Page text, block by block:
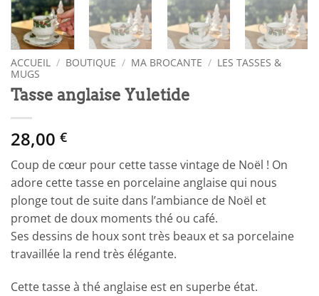
ACCUEIL / BOUTIQUE / MA BROCANTE / LES TASSES &
MUGS
Tasse anglaise Yuletide
28,00 €
Coup de cœur pour cette tasse vintage de Noël ! On
adore cette tasse en porcelaine anglaise qui nous
plonge tout de suite dans l’ambiance de Noël et
promet de doux moments thé ou café.
Ses dessins de houx sont très beaux et sa porcelaine
travaillée la rend très élégante.
Cette tasse à thé anglaise est en superbe état.